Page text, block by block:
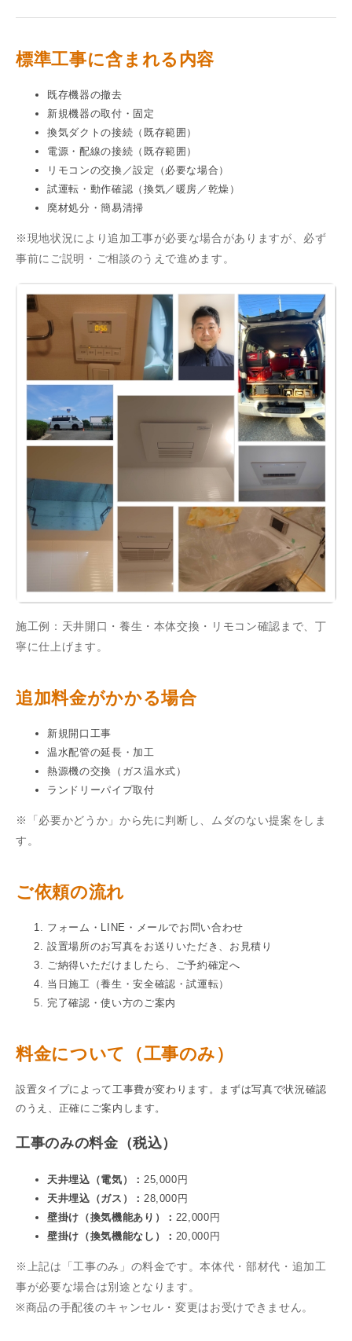
標準工事に含まれる内容
既存機器の撤去
新規機器の取付・固定
換気ダクトの接続（既存範囲）
電源・配線の接続（既存範囲）
リモコンの交換／設定（必要な場合）
試運転・動作確認（換気／暖房／乾燥）
廃材処分・簡易清掃
※現地状況により追加工事が必要な場合がありますが、必ず
事前にご説明・ご相談のうえで進めます。
施工例：天井開口・養生・本体交換・リモコン確認まで、丁
寧に仕上げます。
追加料金がかかる場合
新規開口工事
温水配管の延長・加工
熱源機の交換（ガス温水式）
ランドリーパイプ取付
※「必要かどうか」から先に判断し、ムダのない提案をしま
す。
ご依頼の流れ
フォーム・LINE・メールでお問い合わせ
設置場所のお写真をお送りいただき、お見積り
ご納得いただけましたら、ご予約確定へ
当日施工（養生・安全確認・試運転）
完了確認・使い方のご案内
料金について（工事のみ）
設置タイプによって工事費が変わります。まずは写真で状況確認
のうえ、正確にご案内します。
工事のみの料金（税込）
天井埋込（電気）： 25,000円
天井埋込（ガス）： 28,000円
壁掛け（換気機能あり）： 22,000円
壁掛け（換気機能なし）： 20,000円
※上記は「工事のみ」の料金です。本体代・部材代・追加工
事が必要な場合は別途となります。
※商品の手配後のキャンセル・変更はお受けできません。